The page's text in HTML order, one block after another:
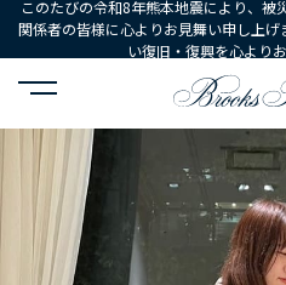
このたびの令和8年熊本地震により、
関係者の皆様に心よりお見舞い申し上
い復旧・復興を心より
HOME コーディネート コーデ